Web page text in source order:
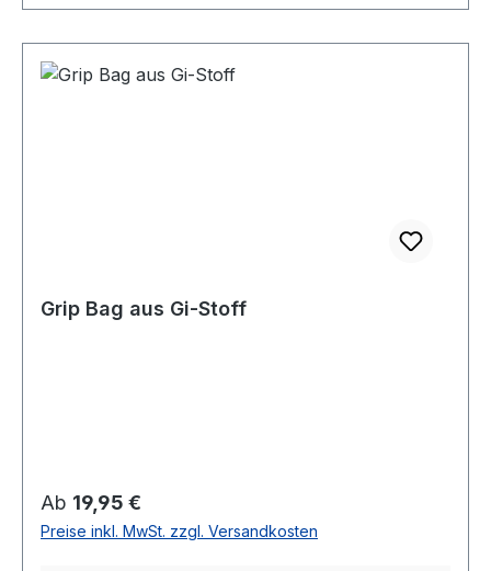
Grip Bag aus Gi-Stoff
Regulärer Preis:
Ab 19,95 €
Preise inkl. MwSt. zzgl. Versandkosten